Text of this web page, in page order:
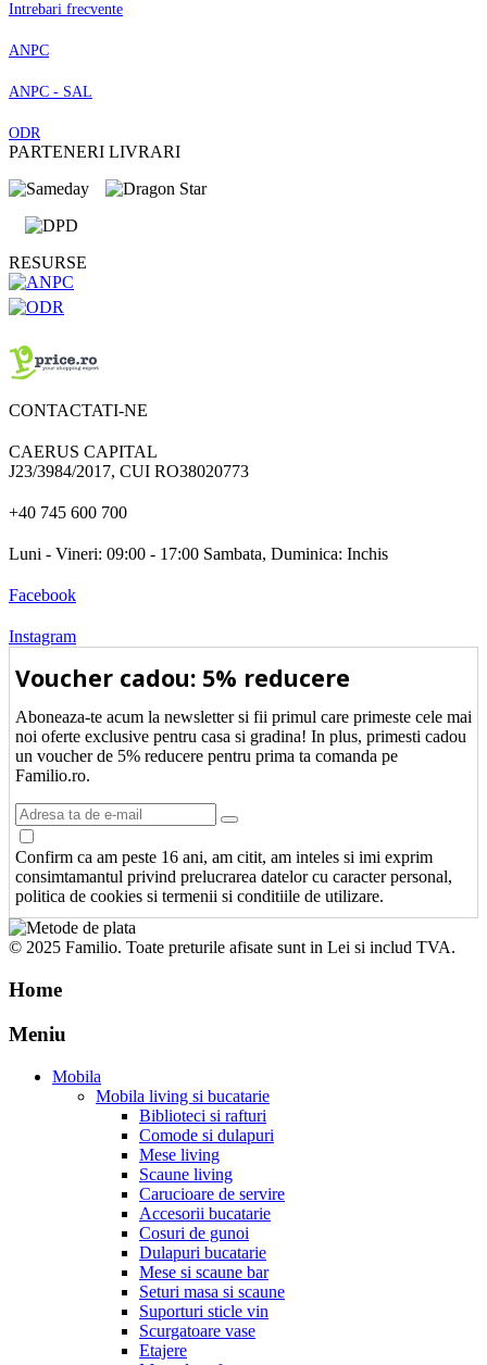
Intrebari frecvente
ANPC
ANPC - SAL
ODR
PARTENERI LIVRARI
RESURSE
CONTACTATI-NE
CAERUS CAPITAL
J23/3984/2017, CUI RO38020773
+40 745 600 700
Luni - Vineri: 09:00 - 17:00 Sambata, Duminica: Inchis
Facebook
Instagram
Voucher cadou: 5% reducere
Aboneaza-te acum la newsletter si fii primul care primeste cele mai
noi oferte exclusive pentru casa si gradina! In plus, primesti cadou
un voucher de 5% reducere pentru prima ta comanda pe
Familio.ro.
Confirm ca am peste 16 ani, am citit, am inteles si imi exprim
consimtamantul privind prelucrarea datelor cu caracter personal,
politica de cookies si termenii si conditiile de utilizare.
© 2025 Familio. Toate preturile afisate sunt in Lei si includ TVA.
Home
Meniu
Mobila
Mobila living si bucatarie
Biblioteci si rafturi
Comode si dulapuri
Mese living
Scaune living
Carucioare de servire
Accesorii bucatarie
Cosuri de gunoi
Dulapuri bucatarie
Mese si scaune bar
Seturi masa si scaune
Suporturi sticle vin
Scurgatoare vase
Etajere